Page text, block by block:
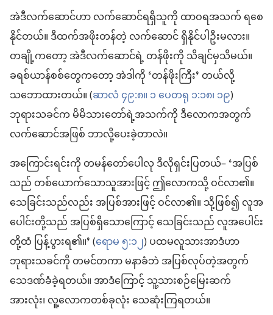
အဲဒီလက်ဆောင်ဟာ လက်ဆောင်ရရှိသူကို ထာဝရအသက် ရစေ
နိုင်တယ်။ ဒီထက်အဖိုးတန်တဲ့ လက်ဆောင် ရှိနိုင်ပါဦးမလား။
တချို့ကတော့ အဲဒီလက်ဆောင်ရဲ့ တန်ဖိုးကို သိချင်မှသိမယ်။
ခရစ်ယာန်စစ်တွေကတော့ အဲဒါကို ‘တန်ဖိုးကြီး’ တယ်လို့
သဘောထားတယ်။ (ဆာလံ ၄၉:၈။၁ ပေတရု ၁:၁၈၊ ၁၉)
ဘုရားသခင်က မိမိသားတော်ရဲ့အသက်ကို ဒီလောကအတွက်
လက်ဆောင်အဖြစ် ဘာလို့ပေးခဲ့တာလဲ။
အကြောင်းရင်းကို တမန်တော်ပေါလု ဒီလိုရှင်းပြတယ်– ‘အပြစ်
သည် တစ်ယောက်သောသူအားဖြင့် ဤလောကသို့ ဝင်လာ၏။
သေခြင်းသည်လည်း အပြစ်အားဖြင့် ဝင်လာ၏။ သို့ဖြစ်၍ လူအ
ပေါင်းတို့သည် အပြစ်ရှိသောကြောင့် သေခြင်းသည် လူအပေါင်း
တို့ထံ ပြန့်ပွားရ၏။’ (ရောမ ၅:၁၂) ပထမလူသားအာဒံဟာ
ဘုရားသခင်ကို တမင်တကာ မနာခံဘဲ အပြစ်လုပ်တဲ့အတွက်
သေဒဏ်ခံခဲ့ရတယ်။ အာဒံကြောင့် သူ့သားစဉ်မြေးဆက်
အားလုံး၊ လူ့လောကတစ်ခုလုံး သေဆုံးကြရတယ်။